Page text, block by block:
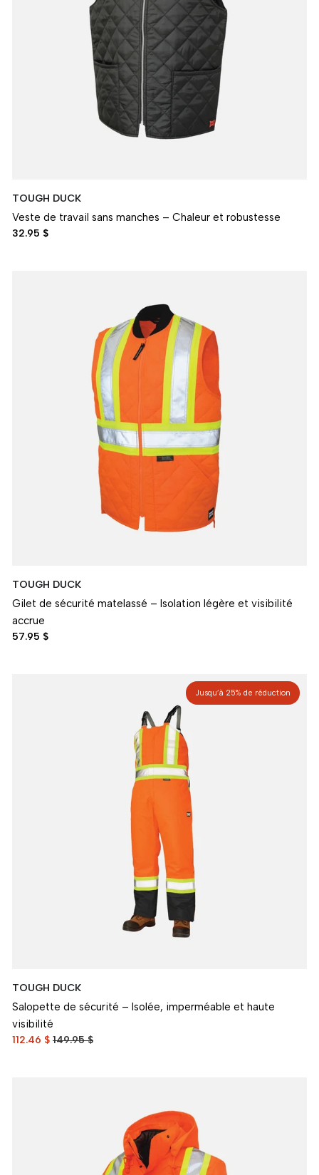
TOUGH DUCK
Veste de travail sans manches – Chaleur et robustesse
32.95 $
TOUGH DUCK
Gilet de sécurité matelassé – Isolation légère et visibilité
accrue
57.95 $
Jusqu’à 25% de réduction
TOUGH DUCK
Salopette de sécurité – Isolée, imperméable et haute
visibilité
112.46 $ 149.95 $